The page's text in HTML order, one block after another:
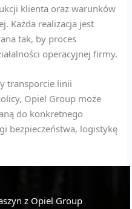
klienta oraz warunków
Każda realizacja jest
tak, by proces
operacyjnej firmy.
transporcie linii
Opiel Group może
do konkretnego
bezpieczeństwa, logistykę
z Opiel Group